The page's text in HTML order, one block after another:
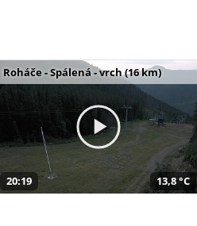
Roháče - Spálená - vrch (16 km)
20:19 13,8 °C